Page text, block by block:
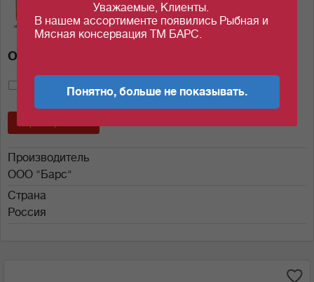
Описание товара
(Нет голосов)
Производитель
ООО "Барс"
Страна
Россия
Уважаемые, Клиенты.
В нашем ассортименте появились Рыбная и
Мясная консервация ТМ БАРС.
Понятно, больше не показывать.